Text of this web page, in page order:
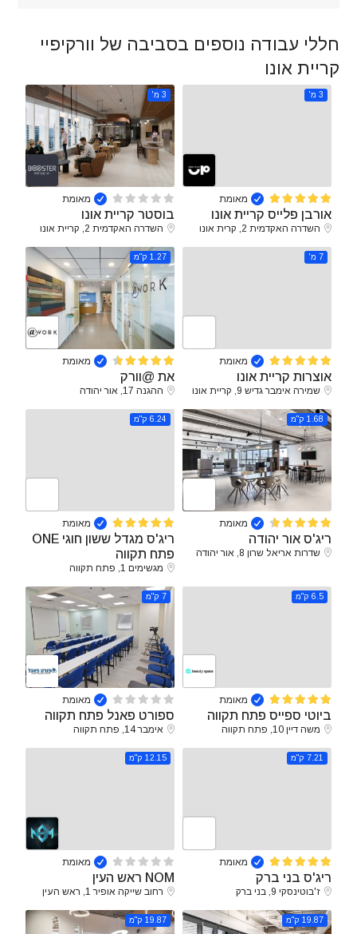
חללי עבודה נוספים בסביבה של וורקיפיי
קריית אונו
מאומת
3 מ'
אורבן פלייס קריית אונו
השדרה האקדמית 2, קרית אונו
מאומת
3 מ'
בוסטר קריית אונו
השדרה האקדמית 2, קריית אונו
מאומת
7 מ'
אוצרות קריית אונו
שמירה אימבר גדיש 9, קריית אונו
מאומת
1.27 ק"מ
את @וורק
ההגנה 17, אור יהודה
מאומת
1.68 ק"מ
ריג'ס אור יהודה
שדרות אריאל שרון 8, אור יהודה
מאומת
6.24 ק"מ
ריג'ס מגדל ששון חוגי ONE
פתח תקווה
מגשימים 1, פתח תקווה
מאומת
6.5 ק"מ
ביוטי ספייס פתח תקווה
משה דיין 10, פתח תקווה
מאומת
7 ק"מ
ספורט פאנל פתח תקווה
אימבר 14, פתח תקווה
מאומת
7.21 ק"מ
ריג'ס בני ברק
ז'בוטינסקי 9, בני ברק
מאומת
12.15 ק"מ
NOM ראש העין
רחוב שייקה אופיר 1, ראש העין
19.87 ק"מ 19.87 ק"מ